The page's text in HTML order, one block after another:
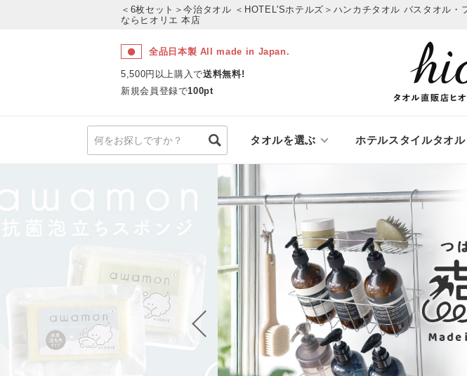
＜6枚セット＞今治タオル ＜HOTEL'Sホテルズ＞ハンカチタオル バスタオル・
ならヒオリエ 本店
全品日本製 All made in Japan.
5,500円以上購入で送料無料!
新規会員登録で100pt
タオルを選ぶ ホテルスタイルタオル